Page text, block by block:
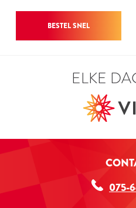
BESTEL SNEL
ELKE
075-